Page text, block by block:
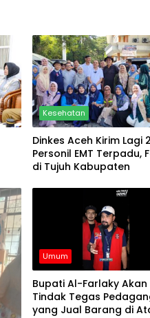
Kesehatan
Dinkes Aceh Kirim Lagi
Personil EMT Terpadu,
di Tujuh Kabupaten
Umum
Bupati Al-Farlaky Akan
Tindak Tegas
yang Jual Barang di